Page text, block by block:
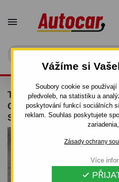
Vážíme si
Soubory cookie se
předvoleb, na statistiku a
poskytování funkcí sociálních
reklam. Souhlas poskytujete
Zásady ochrany

Více

TAŽNÉ ZAŘÍZENÍ PRO
ODNÍMATELNÝ
SYSTÉM